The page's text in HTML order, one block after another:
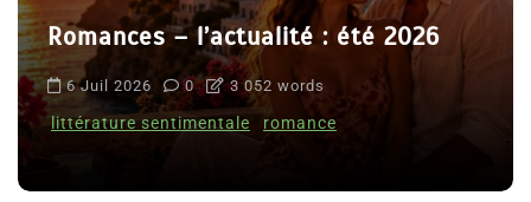
Romances – l’actualité : été 2026
6 Juil 2026 0 3 052 words
littérature sentimentale romance